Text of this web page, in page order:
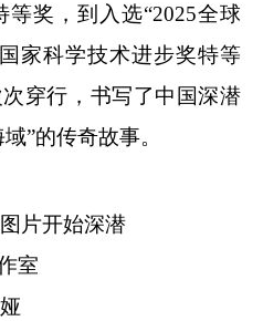
奖，到入选“2025全球
家科学技术进步奖特等
穿行，书写了中国深潜
”的传奇故事。
片开始深潜
室